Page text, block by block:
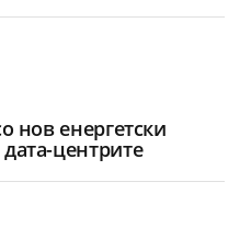
нов енергетски
центрите